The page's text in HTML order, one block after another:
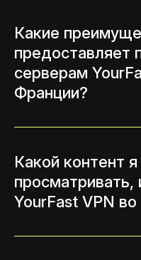
Какие
предоставляет
серверам
Франции?
Какой контент
просматривать,
YourFast VPN